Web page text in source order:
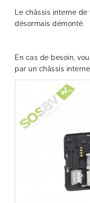
Le châssis interne
désormais démonté.
En cas de besoin,
par un châssis